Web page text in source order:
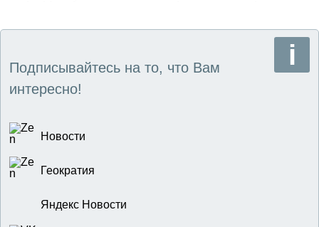
Подписывайтесь на то, что Вам
интересно!
Новости
Геократия
Яндекс Новости